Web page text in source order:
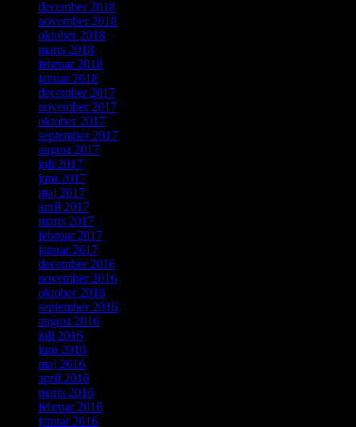
december 2018
november 2018
oktober 2018
marts 2018
februar 2018
januar 2018
december 2017
november 2017
oktober 2017
september 2017
august 2017
juli 2017
juni 2017
maj 2017
april 2017
marts 2017
februar 2017
januar 2017
december 2016
november 2016
oktober 2016
september 2016
august 2016
juli 2016
juni 2016
maj 2016
april 2016
marts 2016
februar 2016
januar 2016